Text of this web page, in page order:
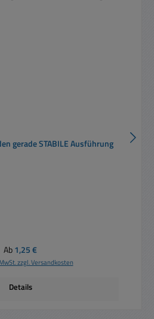
gerade STABILE Ausführung
Regulärer Preis:
Ab1,25 €
zzgl. Versandkosten
Details